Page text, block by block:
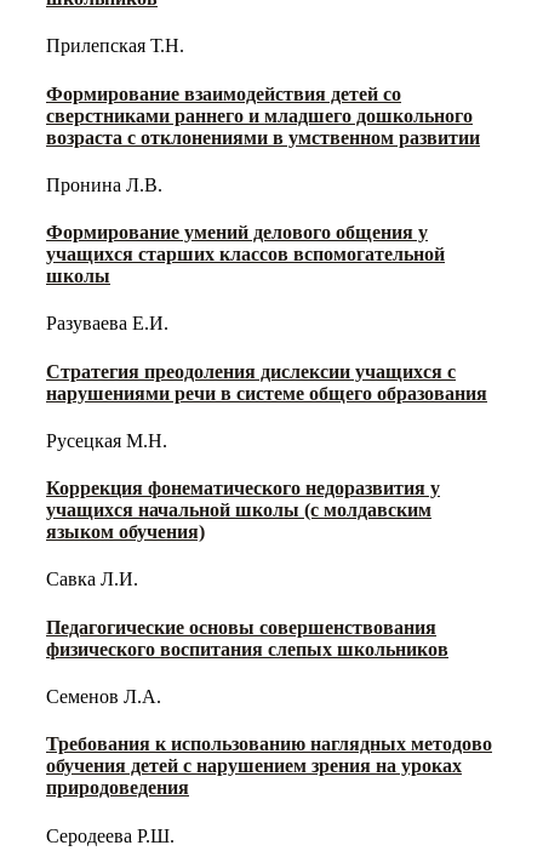
Прилепская Т.Н.
Формирование взаимодействия детей со
сверстниками раннего и младшего дошкольного
возраста с отклонениями в умственном развитии
Пронина Л.В.
Формирование умений делового общения у
учащихся старших классов вспомогательной
школы
Разуваева Е.И.
Стратегия преодоления дислексии учащихся с
нарушениями речи в системе общего образования
Русецкая М.Н.
Коррекция фонематического недоразвития у
учащихся начальной школы (с молдавским
языком обучения)
Савка Л.И.
Педагогические основы совершенствования
физического воспитания слепых школьников
Семенов Л.А.
Требования к использованию наглядных методово
обучения детей с нарушением зрения на уроках
природоведения
Серодеева Р.Ш.